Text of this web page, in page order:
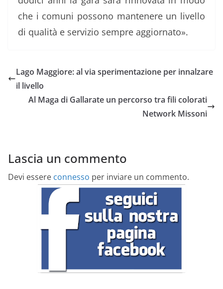
che i comuni possono mantenere un livello
di qualità e servizio sempre aggiornato».
Lago Maggiore: al via sperimentazione per innalzare
il livello
Al Maga di Gallarate un percorso tra fili colorati
Network Missoni
Lascia un commento
Devi essere connesso per inviare un commento.